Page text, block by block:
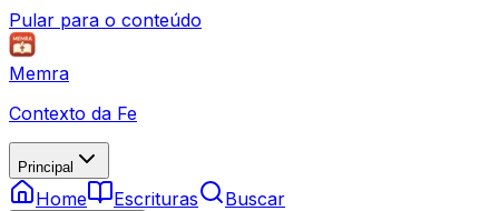
Pular para o conteúdo
Memra
Contexto da Fe
Principal
Home Escrituras Buscar